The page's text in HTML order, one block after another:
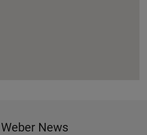
Weber News